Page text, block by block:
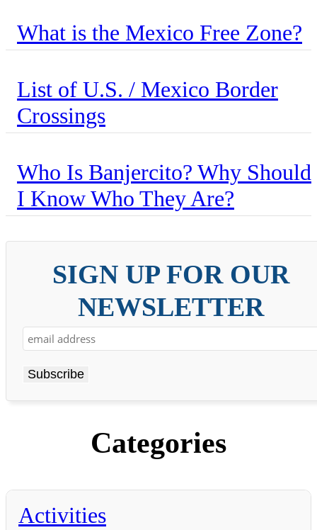
What is the Mexico Free Zone?
List of U.S. / Mexico Border
Crossings
Who Is Banjercito? Why Should
I Know Who They Are?
SIGN UP FOR OUR
NEWSLETTER
Categories
Activities